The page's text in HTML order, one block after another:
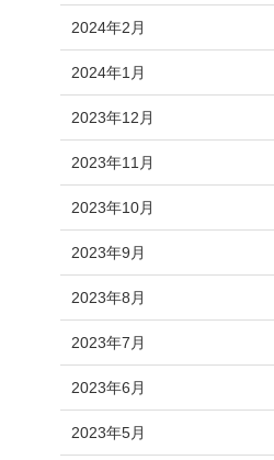
2024年2月
2024年1月
2023年12月
2023年11月
2023年10月
2023年9月
2023年8月
2023年7月
2023年6月
2023年5月